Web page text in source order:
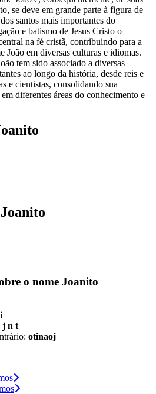
se deve em grande parte à figura de
santos mais importantes do
e batismo de Jesus Cristo o
na fé cristã, contribuindo para a
João em diversas culturas e idiomas.
tem sido associado a diversas
ao longo da história, desde reis e
e cientistas, consolidando sua
diferentes áreas do conhecimento e
o nome Joanito
j n t
otinaoj